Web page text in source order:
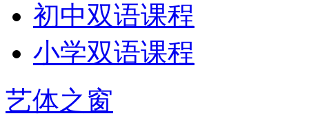
初中双语课程
小学双语课程
艺体之窗